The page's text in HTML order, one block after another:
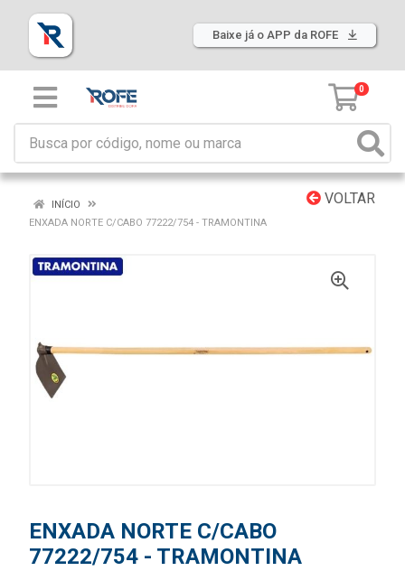
Baixe já o APP da ROFE
0
VOLTAR
INÍCIO
ENXADA NORTE C/CABO 77222/754 - TRAMONTINA
ENXADA NORTE C/CABO
77222/754 - TRAMONTINA